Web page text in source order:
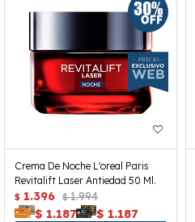
Crema De Noche L'oreal Paris
Revitalift Laser Antiedad 50 Ml.
$ 1.396 $ 1.994
$ 1.187 $ 1.187